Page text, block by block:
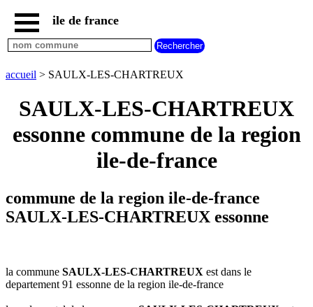
accueil
paris
communes
communes
hauts
seine
marne
communes
communes
val
ile de france
accueil > SAULX-LES-CHARTREUX
SAULX-LES-CHARTREUX
essonne commune de la region
ile-de-france
commune de la region ile-de-france
SAULX-LES-CHARTREUX essonne
la commune SAULX-LES-CHARTREUX est dans le
departement 91 essonne de la region ile-de-france